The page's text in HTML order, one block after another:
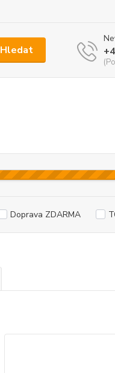
Hledat
Doprava ZDARMA